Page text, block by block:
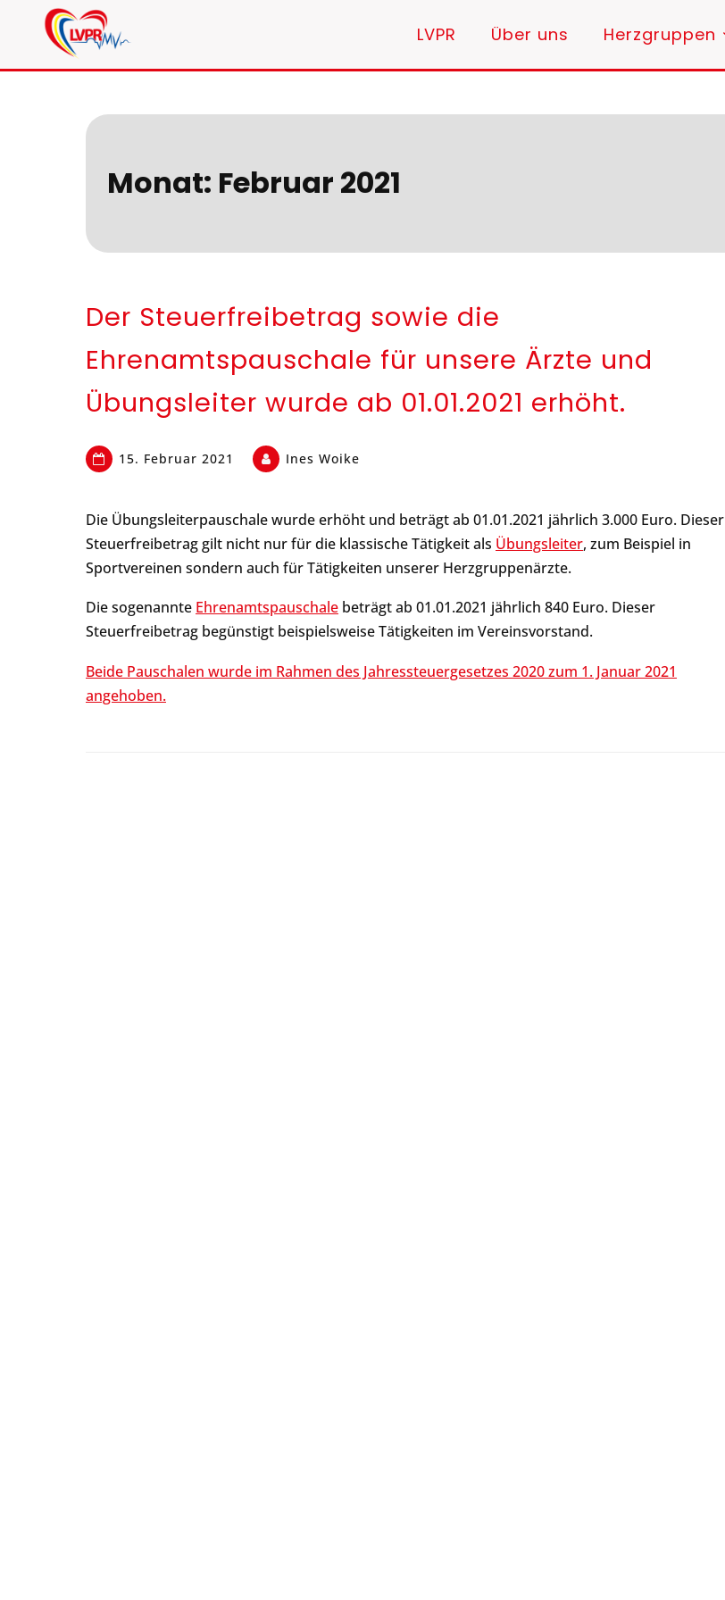
content
LVPR e.V. Mecklenburg-Vorpommern
LVPR Über uns Herzgruppen
Monat: Februar 2021
Der Steuerfreibetrag sowie die
Ehrenamtspauschale für unsere Ärzte und
Übungsleiter wurde ab 01.01.2021 erhöht.
15. Februar 2021 Ines Woike
Die Übungsleiterpauschale wurde erhöht und beträgt ab 01.01.2021 jährlich 3.000 Euro. Dieser
Steuerfreibetrag gilt nicht nur für die klassische Tätigkeit als Übungsleiter, zum Beispiel in
Sportvereinen sondern auch für Tätigkeiten unserer Herzgruppenärzte.
Die sogenannte Ehrenamtspauschale beträgt ab 01.01.2021 jährlich 840 Euro. Dieser
Steuerfreibetrag begünstigt beispielsweise Tätigkeiten im Vereinsvorstand.
Beide Pauschalen wurde im Rahmen des Jahressteuergesetzes 2020 zum 1. Januar 2021
angehoben.